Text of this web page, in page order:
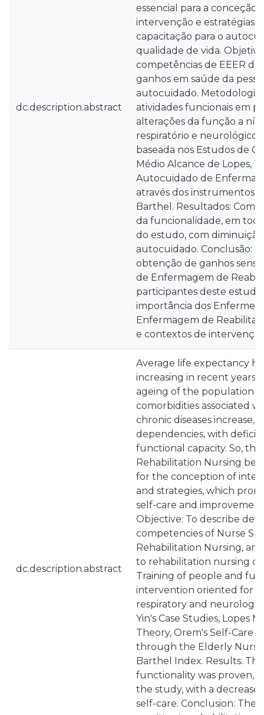
dc.description.abstract
essencial para a conceção
intervenção e estratégias,
capacitação para o
qualidade de vida.
competências de EEER
ganhos em saúde da
autocuidado. Metodologia:
atividades funcionais em
alterações da função a
respiratório e
baseada nos Estudos de
Médio Alcance de Lopes,
Autocuidado de
através dos instrumentos
Barthel. Resultados:
da funcionalidade, em
do estudo, com
autocuidado. Conclusão:
obtenção de ganhos
de Enfermagem de
participantes deste
importância dos
Enfermagem de
e contextos de
dc.description.abstract
Average life expectancy
increasing in recent
ageing of the population
comorbidities associated
chronic diseases increase,
dependencies, with
functional capacity. So,
Rehabilitation Nursing
for the conception of
and strategies, which
self-care and
Objective: To describe
competencies of Nurse
Rehabilitation Nursing,
to rehabilitation nursing
Training of people and
intervention oriented for
respiratory and
Yin's Case Studies, Lopes
Theory, Orem's Self-Care
through the Elderly
Barthel Index. Results:
functionality was proven,
the study, with a decrease
self-care. Conclusion: The